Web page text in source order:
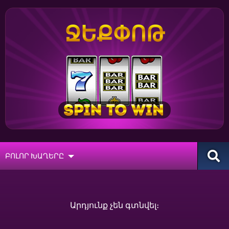
ՋԵՔՓՈԹ
ԲՈԼՈՐ ԽԱՂԵՐԸ
Արդյունք չեն գտնվել։